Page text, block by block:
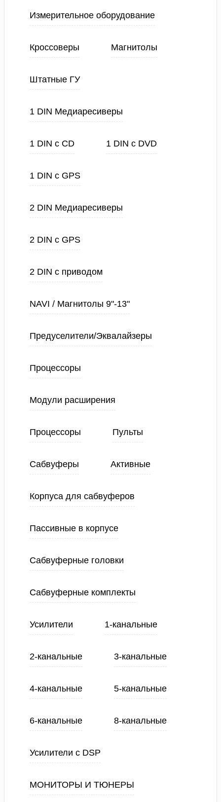
Измерительное оборудование
Кроссоверы Магнитолы
Штатные ГУ
1 DIN Медиаресиверы
1 DIN с CD 1 DIN с DVD
1 DIN с GPS
2 DIN Медиаресиверы
2 DIN с GPS
2 DIN с приводом
NAVI / Магнитолы 9"-13"
Предуселители/Эквалайзеры
Процессоры
Модули расширения
Процессоры Пульты
Сабвуферы Активные
Корпуса для сабвуферов
Пассивные в корпусе
Сабвуферные головки
Сабвуферные комплекты
Усилители 1-канальные
2-канальные 3-канальные
4-канальные 5-канальные
6-канальные 8-канальные
Усилители с DSP
МОНИТОРЫ И ТЮНЕРЫ